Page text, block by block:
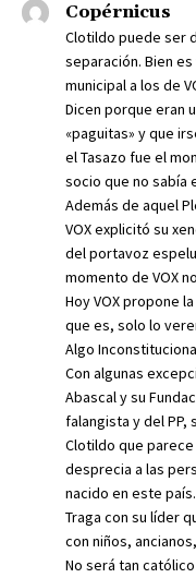
Copérnicus
Clotildo puede ser
separación. Bien
municipal a los de
Dicen porque eran
«paguitas» y que
el Tasazo fue el
socio que no sabía
Además de aquel
VOX explicitó su
del portavoz
momento de VOX
Hoy VOX propone
que es, solo lo
Algo
Con algunas
Abascal y su
falangista y del PP,
Clotildo que
desprecia a las
nacido en este país.
Traga con su líder
con niños,
No será tan